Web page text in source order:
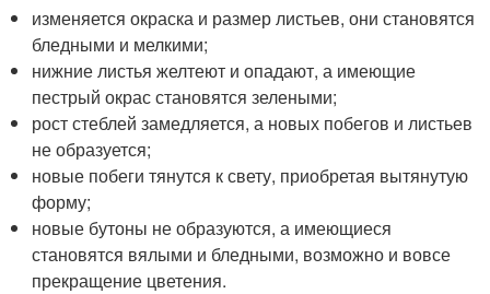
изменяется окраска и размер листьев, они становятся
бледными и мелкими;
нижние листья желтеют и опадают, а имеющие
пестрый окрас становятся зелеными;
рост стеблей замедляется, а новых побегов и листьев
не образуется;
новые побеги тянутся к свету, приобретая вытянутую
форму;
новые бутоны не образуются, а имеющиеся
становятся вялыми и бледными, возможно и вовсе
прекращение цветения.